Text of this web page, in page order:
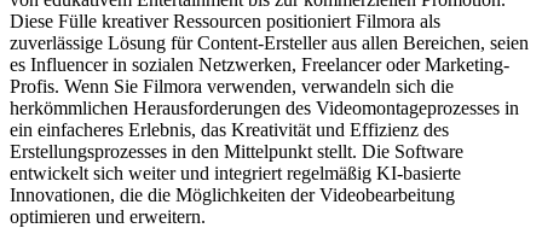
Diese Fülle kreativer Ressourcen positioniert Filmora als
zuverlässige Lösung für Content-Ersteller aus allen Bereichen, seien
es Influencer in sozialen Netzwerken, Freelancer oder Marketing-
Profis. Wenn Sie Filmora verwenden, verwandeln sich die
herkömmlichen Herausforderungen des Videomontageprozesses in
ein einfacheres Erlebnis, das Kreativität und Effizienz des
Erstellungsprozesses in den Mittelpunkt stellt. Die Software
entwickelt sich weiter und integriert regelmäßig KI-basierte
Innovationen, die die Möglichkeiten der Videobearbeitung
optimieren und erweitern.